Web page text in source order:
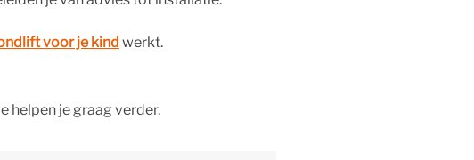
voor je kind werkt.
helpen je graag verder.